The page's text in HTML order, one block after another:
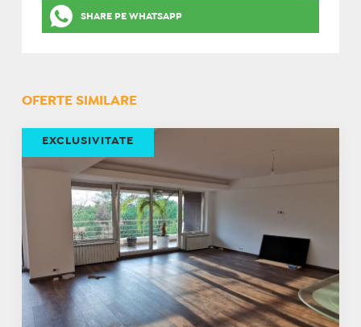
SHARE PE WHATSAPP
OFERTE SIMILARE
EXCLUSIVITATE